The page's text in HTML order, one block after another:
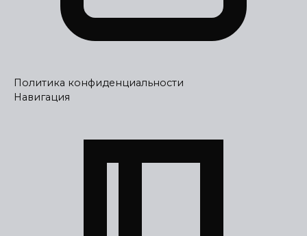
Политика конфиденциальности
Навигация